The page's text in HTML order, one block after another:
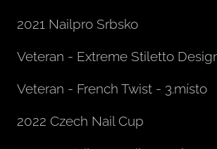
2021 Nailpro Srbsko
Veteran - Extreme Stiletto
Veteran - French Twist - 3.místo
2022 Czech Nail Cup